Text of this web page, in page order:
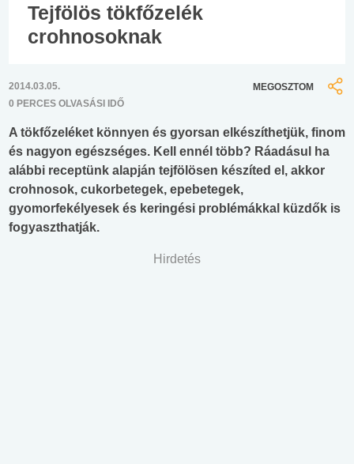
Tejfölös tökfőzelék
crohnosoknak
2014.03.05.
0 PERCES OLVASÁSI IDŐ
MEGOSZTOM
A tökfőzeléket könnyen és gyorsan elkészíthetjük, finom
és nagyon egészséges. Kell ennél több? Ráadásul ha
alábbi receptünk alapján tejfölösen készíted el, akkor
crohnosok, cukorbetegek, epebetegek,
gyomorfekélyesek és keringési problémákkal küzdők is
fogyaszthatják.
Hirdetés